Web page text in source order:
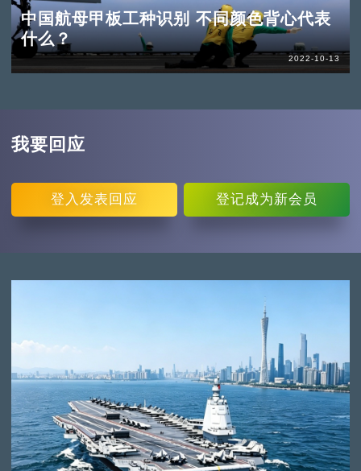
中国航母甲板工种识别 不同颜色背心代表
什么？
2022-10-13
我要回应
登入 发表回应 登记成为新会员